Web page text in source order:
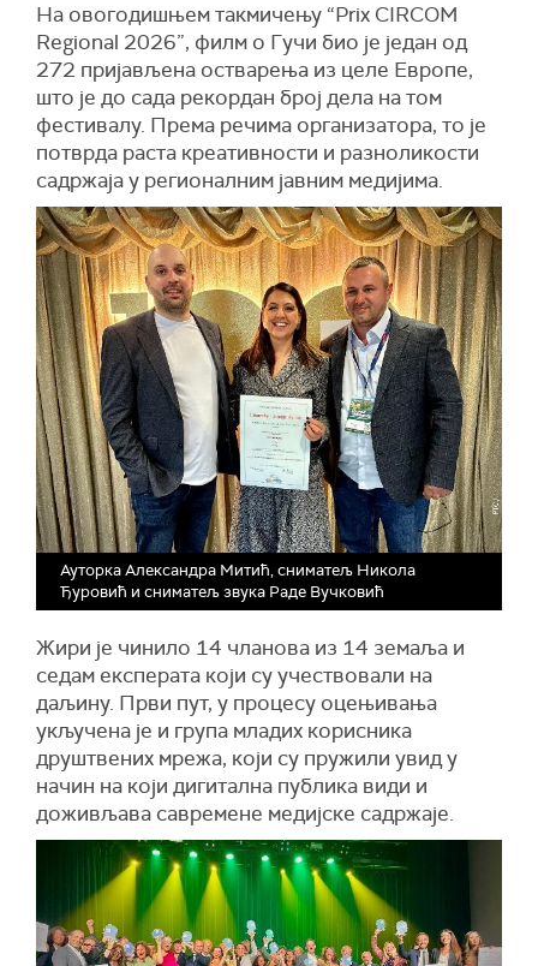
На овогодишњем такмичењу “Prix CIRCOM
Regional 2026”, филм о Гучи био је један од
272 пријављена остварења из целе Европе,
што је до сада рекордан број дела на том
фестивалу. Према речима организатора, то је
потврда раста креативности и разноликости
садржаја у регионалним јавним медијима.
Ауторка Александра Митић, сниматељ Никола
Ђуровић и сниматељ звука Раде Вучковић
Жири је чинило 14 чланова из 14 земаља и
седам експерата који су учествовали на
даљину. Први пут, у процесу оцењивања
укључена је и група младих корисника
друштвених мрежа, који су пружили увид у
начин на који дигитална публика види и
доживљава савремене медијске садржаје.